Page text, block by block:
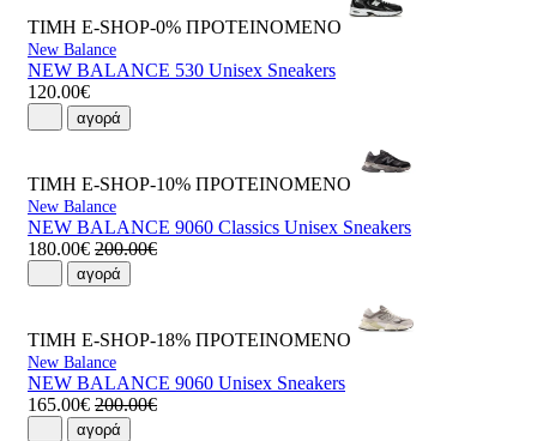
ΤΙΜΗ E-SHOP-0% ΠΡΟΤΕΙΝΟΜΕΝΟ
New Balance
NEW BALANCE 530 Unisex Sneakers
120.00€
αγορά
ΤΙΜΗ E-SHOP-10% ΠΡΟΤΕΙΝΟΜΕΝΟ
New Balance
NEW BALANCE 9060 Classics Unisex Sneakers
180.00€ 200.00€
αγορά
ΤΙΜΗ E-SHOP-18% ΠΡΟΤΕΙΝΟΜΕΝΟ
New Balance
NEW BALANCE 9060 Unisex Sneakers
165.00€ 200.00€
αγορά